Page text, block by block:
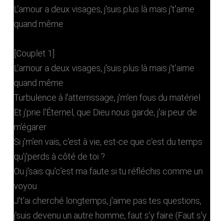
L'amour a deux visages, j'suis plus là mais j't'aime
quand même
[Couplet 1]
L'amour a deux visages, j'suis plus là mais j't'aime
quand même
Turbulence à l'atterrissage, j'm'en fous du matériel
Et j'prie l'Éternel, que Dieu nous garde, j'ai peur de
m'égarer
Si j'm'en vais, c'est à vie, est-ce que c'est du temps
qu'j'perds à côté de toi ?
Ou j'sais qu'c'est ma faute si tu réfléchis comme un
voyou
J't'ai cherché longtemps, j'aime pas tеs questions,
j'suis devenu un autrе homme, faut s'y faire (Faut s'y